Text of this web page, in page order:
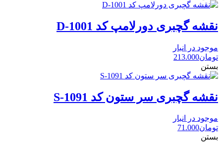
نقشه گچبری دورلامپ کد D-1001
موجود در انبار
تومان213.000
بستن
نقشه گچبری سر ستون کد S-1091
موجود در انبار
تومان71.000
بستن